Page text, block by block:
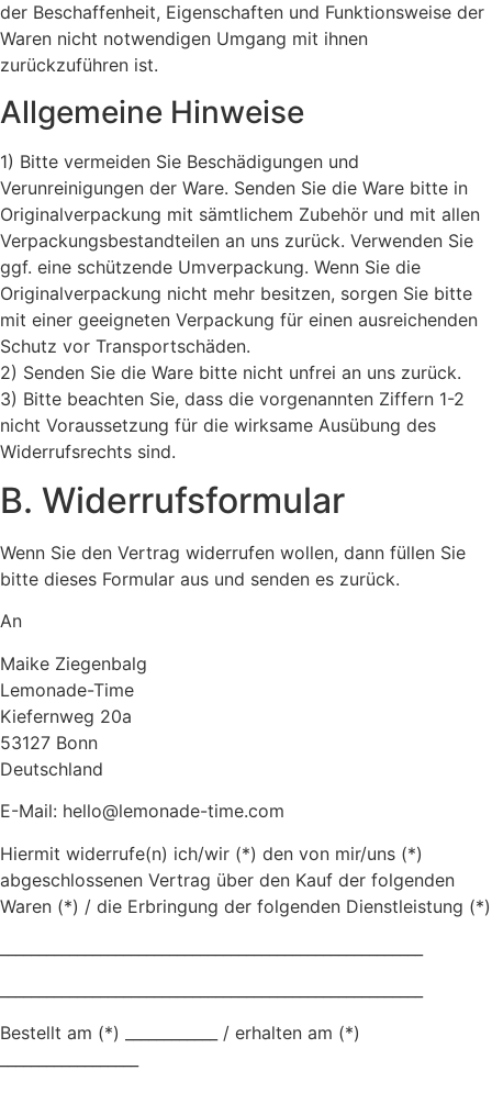
der Beschaffenheit, Eigenschaften und Funktionsweise der
Waren nicht notwendigen Umgang mit ihnen
zurückzuführen ist.
Allgemeine Hinweise
1) Bitte vermeiden Sie Beschädigungen und
Verunreinigungen der Ware. Senden Sie die Ware bitte in
Originalverpackung mit sämtlichem Zubehör und mit allen
Verpackungsbestandteilen an uns zurück. Verwenden Sie
ggf. eine schützende Umverpackung. Wenn Sie die
Originalverpackung nicht mehr besitzen, sorgen Sie bitte
mit einer geeigneten Verpackung für einen ausreichenden
Schutz vor Transportschäden.
2) Senden Sie die Ware bitte nicht unfrei an uns zurück.
3) Bitte beachten Sie, dass die vorgenannten Ziffern 1-2
nicht Voraussetzung für die wirksame Ausübung des
Widerrufsrechts sind.
B. Widerrufsformular
Wenn Sie den Vertrag widerrufen wollen, dann füllen Sie
bitte dieses Formular aus und senden es zurück.
An
Maike Ziegenbalg
Lemonade-Time
Kiefernweg 20a
53127 Bonn
Deutschland
E-Mail: hello@lemonade-time.com
Hiermit widerrufe(n) ich/wir (*) den von mir/uns (*)
abgeschlossenen Vertrag über den Kauf der folgenden
Waren (*) / die Erbringung der folgenden Dienstleistung (*)
Bestellt am (*) ____________ / erhalten am (*)